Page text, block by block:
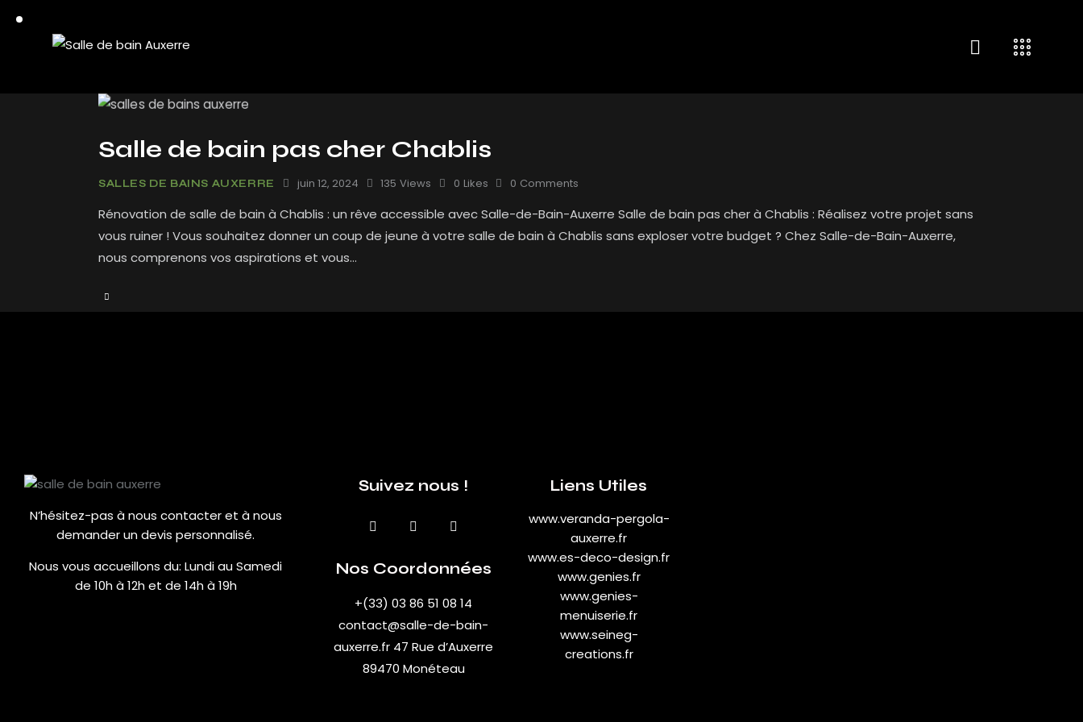
Salle de bain pas cher Chablis
SALLES DE BAINS AUXERRE juin 12, 2024 135 Views 0 Likes 0 Comments
Rénovation de salle de bain à Chablis : un rêve accessible avec Salle-de-Bain-Auxerre Salle de bain pas cher à Chablis : Réalisez votre projet sans
vous ruiner ! Vous souhaitez donner un coup de jeune à votre salle de bain à Chablis sans exploser votre budget ? Chez Salle-de-Bain-Auxerre,
nous comprenons vos aspirations et vous…
N’hésitez-pas à nous contacter et à nous
demander un devis personnalisé.
Nous vous accueillons du: Lundi au Samedi
de 10h à 12h et de 14h à 19h
Suivez nous !
Nos Coordonnées
+(33) 03 86 51 08 14
contact@salle-de-bain-
auxerre.fr 47 Rue d’Auxerre
89470 Monéteau
Liens Utiles
www.veranda-pergola-
auxerre.fr
www.es-deco-design.fr
www.genies.fr
www.genies-
menuiserie.fr
www.seineg-
creations.fr